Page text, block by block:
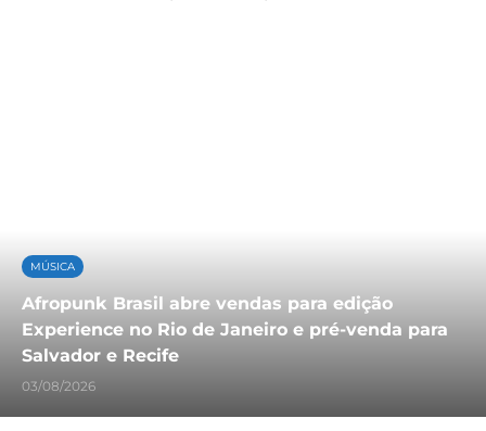
MÚSICA
Afropunk Brasil abre vendas para edição
Experience no Rio de Janeiro e pré-venda para
Salvador e Recife
03/08/2026